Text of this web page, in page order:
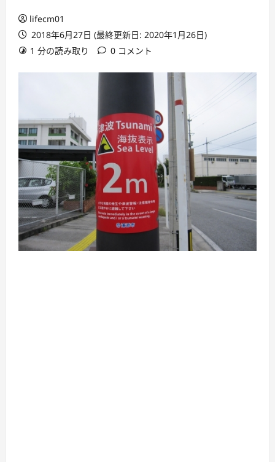
lifecm01
2018年6月27日 (最終更新日: 2020年1月26日)
1 分の読み取り
0 コメント